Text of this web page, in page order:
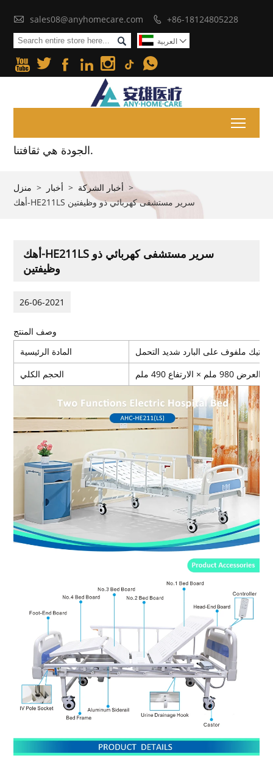
 sales08@anyhomecare.com  +86-18124805228
 العربية 
     
الجودة هي ثقافتنا.
منزل > أخبار > أخبار الشركة >
أهك-HE211LS سرير مستشفى كهربائي ذو وظيفتين
أهك-HE211LS سرير مستشفى كهربائي ذو
وظيفتين
26-06-2021
وصف المنتج
المادة الرئيسية
ملفوف على البارد شديد التحمل
الحجم الكلي